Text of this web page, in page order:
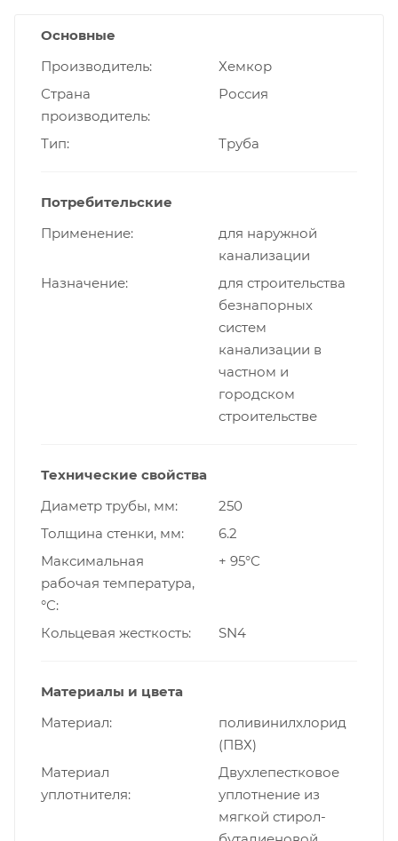
Основные
Производитель
Хемкор
Страна
производитель
Россия
Тип Труба
Потребительские
Применение
для наружной
канализации
Назначение
для строительства
безнапорных
систем
канализации в
частном и
городском
строительстве
Технические свойства
Диаметр трубы, мм
250
Толщина стенки, мм
6.2
Максимальная
рабочая температура,
°С
+ 95°С
Кольцевая жесткость SN4
Материалы и цвета
Материал
поливинилхлорид
(ПВХ)
Материал
уплотнителя
Двухлепестковое
уплотнение из
мягкой стирол-